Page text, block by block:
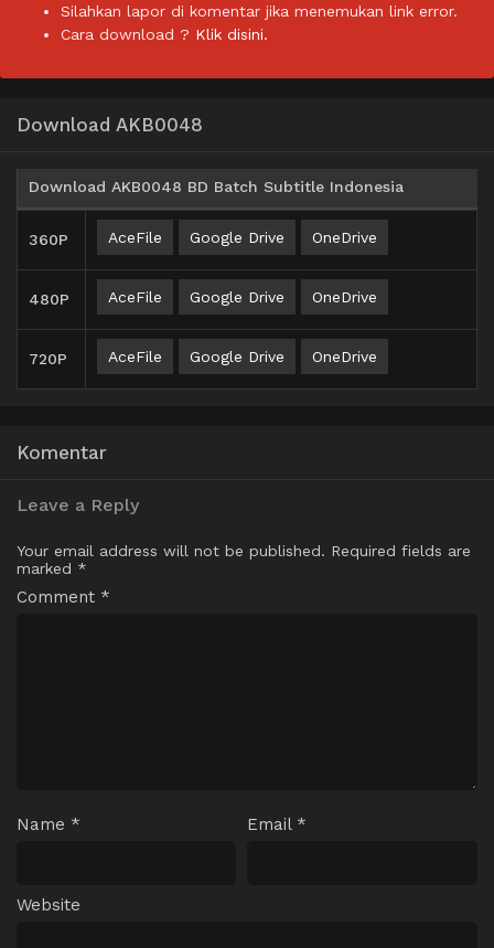
Silahkan lapor di komentar jika menemukan link error.
Cara download ? Klik disini.
Download AKB0048
Download AKB0048 BD Batch Subtitle Indonesia
360P AceFile Google Drive OneDrive
480P AceFile Google Drive OneDrive
720P AceFile Google Drive OneDrive
Komentar
Leave a Reply
Your email address will not be published. Required fields are
marked *
Comment *
Name * Email *
Website